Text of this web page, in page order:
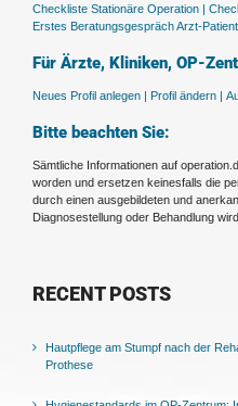
Checkliste Stationäre Operation |
Erstes Beratungsgespräch Arzt-Patient
Für Ärzte, Kliniken, OP-
Neues Profil anlegen | Profil ändern |
Bitte beachten Sie:
Sämtliche Informationen auf
worden und ersetzen keinesfalls die
durch einen ausgebildeten und
Diagnosestellung oder Behandlung
RECENT POSTS
Hautpflege am Stumpf nach der
Prothese